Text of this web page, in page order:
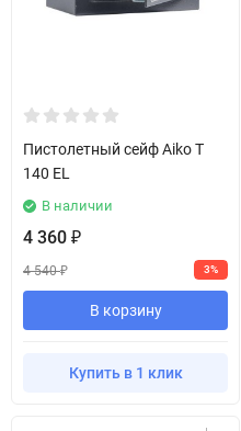
Пистолетный сейф Aiko T
140 EL
В наличии
4 360 ₽
4 540₽ 3%
В корзину
Купить в 1 клик